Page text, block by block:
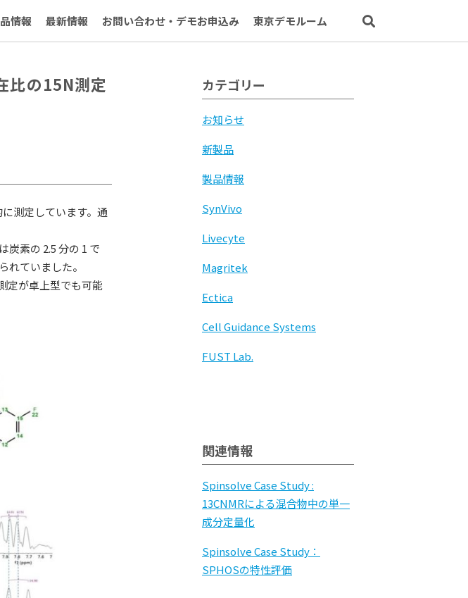
情報 最新情報 お問い合わせ・デモお申込み 東京デモルーム
の15N測定
測定しています。通
炭素の 2.5 分の 1 で
れていました。
定が卓上型でも可能
カテゴリー
お知らせ
新製品
製品情報
SynVivo
Livecyte
Magritek
Ectica
Cell Guidance Systems
FUST Lab.
関連情報
Spinsolve Case Study :
13CNMRによる混合物中の単一
成分定量化
Spinsolve Case Study：
SPHOSの特性評価